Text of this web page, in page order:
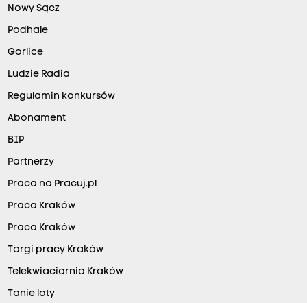
Nowy Sącz
Podhale
Gorlice
Ludzie Radia
Regulamin konkursów
Abonament
BIP
Partnerzy
Praca na Pracuj.pl
Praca Kraków
Praca Kraków
Targi pracy Kraków
Telekwiaciarnia Kraków
Tanie loty